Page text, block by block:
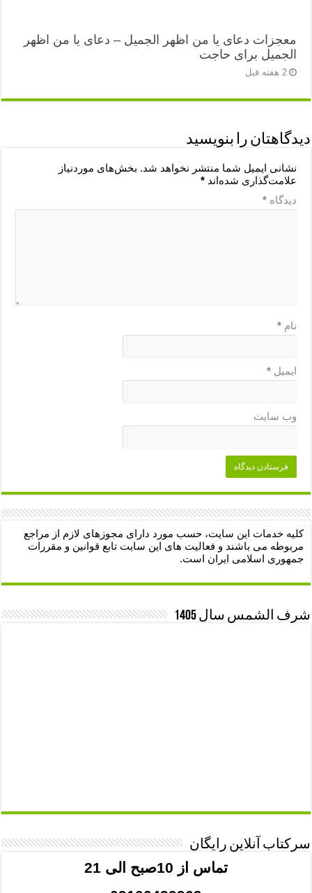
معجزات دعای یا من اظهر الجمیل – دعای یا من اظهر
الجمیل برای حاجت
2 هفته قبل
دیدگاهتان را بنویسید
نشانی ایمیل شما منتشر نخواهد شد. بخش‌های موردنیاز
علامت‌گذاری شده‌اند*
دیدگاه*
نام*
ایمیل*
وب‌ سایت
کلیه خدمات این سایت، حسب مورد دارای مجوزهای لازم از مراجع
مربوطه می باشند و فعالیت های این سایت تابع قوانین و مقررات
جمهوری اسلامی ایران است.
شرف الشمس سال 1405
سرکتاب آنلاین رایگان
تماس از 10صبح الی 21